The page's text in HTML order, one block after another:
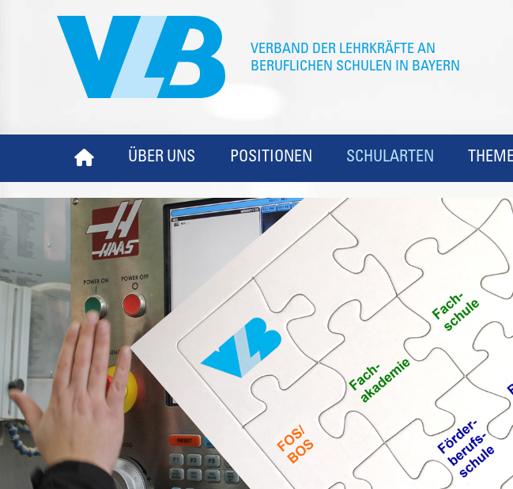
ÜBER UNS POSITIONEN SCHULARTEN